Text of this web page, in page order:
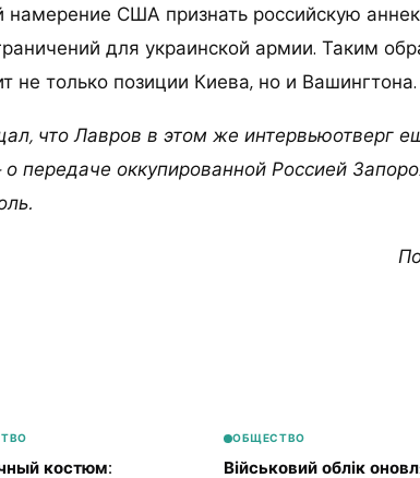
США признать российскую
для украинской армии. Таким
не только позиции Киева, но и Вашингтона.
что Лавров в этом же интервьюотверг
передаче оккупированной Россией
костюм:
ОБЩЕСТВО
Військовий облік